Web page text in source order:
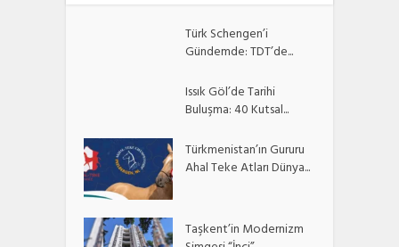
Türk Schengen’i
Gündemde: TDT’de...
Issık Göl’de Tarihi
Buluşma: 40 Kutsal...
Türkmenistan’ın Gururu
Ahal Teke Atları Dünya...
Taşkent’in Modernizm